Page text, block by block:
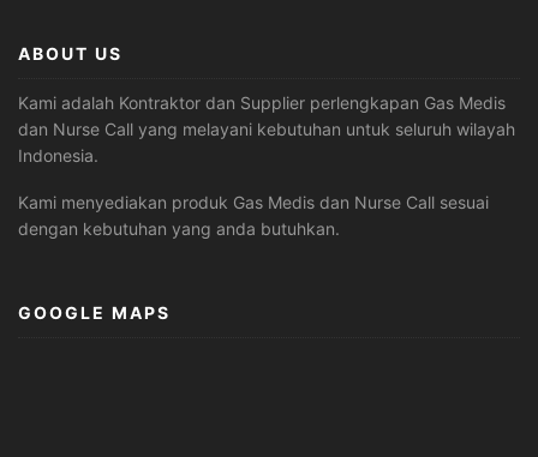
ABOUT US
Kami adalah Kontraktor dan Supplier perlengkapan Gas Medis
dan Nurse Call yang melayani kebutuhan untuk seluruh wilayah
Indonesia.
Kami menyediakan produk Gas Medis dan Nurse Call sesuai
dengan kebutuhan yang anda butuhkan.
GOOGLE MAPS